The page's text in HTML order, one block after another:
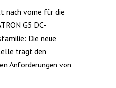
nach vorne für die
G5 DC-
Die neue
trägt den
Anforderungen von